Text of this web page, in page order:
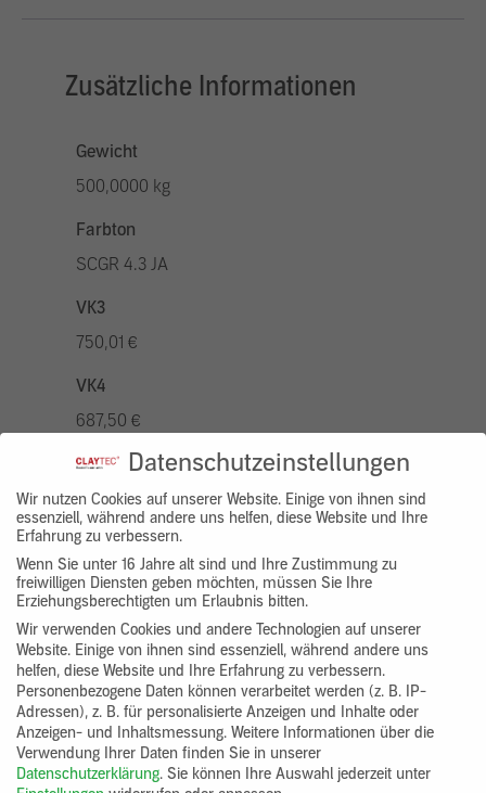
Zusätzliche Informationen
Gewicht
500,0000 kg
Farbton
SCGR 4.3 JA
VK3
750,01 €
VK4
687,50 €
VK5
875,01 €
VK7
625,00 €
Gruppenprodukt
yosima_designputz_bigb
Datenschutzeinstellungen
Wir nutzen Cookies auf unserer Website. Einige von ihnen sind
essenziell, während andere uns helfen, diese Website und Ihre
Erfahrung zu verbessern.
Wenn Sie unter 16 Jahre alt sind und Ihre Zustimmung zu
freiwilligen Diensten geben möchten, müssen Sie Ihre
Erziehungsberechtigten um Erlaubnis bitten.
Wir verwenden Cookies und andere Technologien auf unserer
Website. Einige von ihnen sind essenziell, während andere uns
helfen, diese Website und Ihre Erfahrung zu verbessern.
Personenbezogene Daten können verarbeitet werden (z. B. IP-
Adressen), z. B. für personalisierte Anzeigen und Inhalte oder
Anzeigen- und Inhaltsmessung. Weitere Informationen über die
Verwendung Ihrer Daten finden Sie in unserer
Datenschutzerklärung. Sie können Ihre Auswahl jederzeit unter